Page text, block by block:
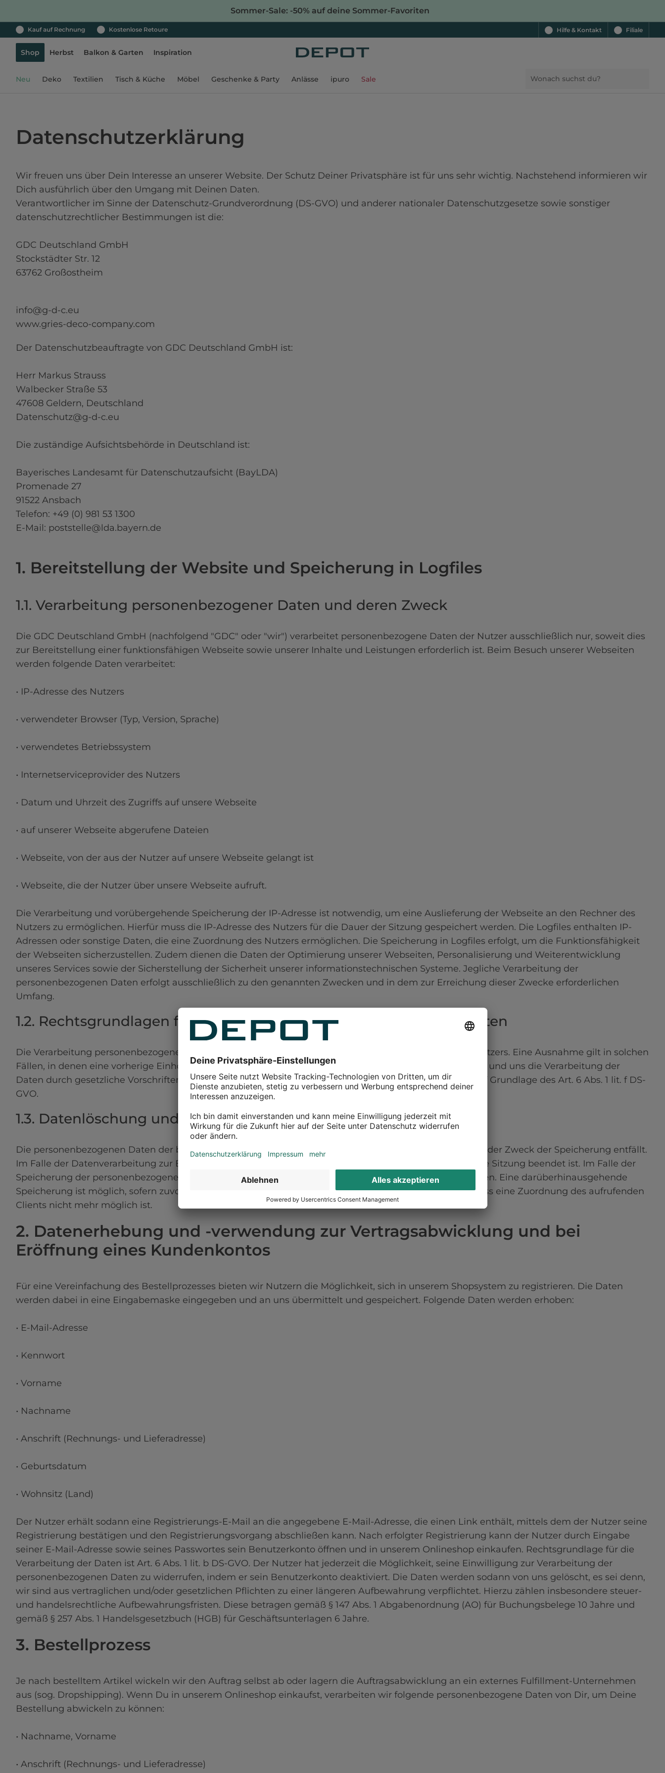
Sommer-Sale: -50% auf deine Sommer-Favoriten
Kauf auf Rechnung Kostenlose Retoure Hilfe & Kontakt Filiale
Shop Herbst Balkon & Garten Inspiration
Neu Deko Textilien Tisch & Küche Möbel Geschenke & Party Anlässe ipuro Sale
Datenschutzerklärung
Wir freuen uns über Dein Interesse an unserer Website. Der Schutz Deiner Privatsphäre ist für uns sehr wichtig. Nachstehend informieren wir
Dich ausführlich über den Umgang mit Deinen Daten.
Verantwortlicher im Sinne der Datenschutz-Grundverordnung (DS-GVO) und anderer nationaler Datenschutzgesetze sowie sonstiger
datenschutzrechtlicher Bestimmungen ist die:
GDC Deutschland GmbH
Stockstädter Str. 12
63762 Großostheim
info@g-d-c.eu
www.gries-deco-company.com
Der Datenschutzbeauftragte von GDC Deutschland GmbH ist:
Herr Markus Strauss
Walbecker Straße 53
47608 Geldern, Deutschland
Datenschutz@g-d-c.eu
Die zuständige Aufsichtsbehörde in Deutschland ist:
Bayerisches Landesamt für Datenschutzaufsicht (BayLDA)
Promenade 27
91522 Ansbach
Telefon: +49 (0) 981 53 1300
E-Mail: poststelle@lda.bayern.de
1. Bereitstellung der Website und Speicherung in Logfiles
1.1. Verarbeitung personenbezogener Daten und deren Zweck
Die GDC Deutschland GmbH (nachfolgend "GDC" oder "wir") verarbeitet personenbezogene Daten der Nutzer ausschließlich nur, soweit dies
zur Bereitstellung einer funktionsfähigen Webseite sowie unserer Inhalte und Leistungen erforderlich ist. Beim Besuch unserer Webseiten
werden folgende Daten verarbeitet:
• IP-Adresse des Nutzers
• verwendeter Browser (Typ, Version, Sprache)
• verwendetes Betriebssystem
• Internetserviceprovider des Nutzers
• Datum und Uhrzeit des Zugriffs auf unsere Webseite
• auf unserer Webseite abgerufene Dateien
• Webseite, von der aus der Nutzer auf unsere Webseite gelangt ist
• Webseite, die der Nutzer über unsere Webseite aufruft.
Die Verarbeitung und vorübergehende Speicherung der IP-Adresse ist notwendig, um eine Auslieferung der Webseite an den Rechner des
Nutzers zu ermöglichen. Hierfür muss die IP-Adresse des Nutzers für die Dauer der Sitzung gespeichert werden. Die Logfiles enthalten IP-
Adressen oder sonstige Daten, die eine Zuordnung des Nutzers ermöglichen. Die Speicherung in Logfiles erfolgt, um die Funktionsfähigkeit
der Webseiten sicherzustellen. Zudem dienen die Daten der Optimierung unserer Webseiten, Personalisierung und Weiterentwicklung
unseres Services sowie der Sicherstellung der Sicherheit unserer informationstechnischen Systeme. Jegliche Verarbeitung der
personenbezogenen Daten erfolgt ausschließlich zu den genannten Zwecken und in dem zur Erreichung dieser Zwecke erforderlichen
Umfang.
1.2. Rechtsgrundlagen für die Verarbeitung personenbezogener Daten
Die Verarbeitung personenbezogener Daten unserer Nutzer erfolgt regelmäßig nach Einwilligung des Nutzers. Eine Ausnahme gilt in solchen
Fällen, in denen eine vorherige Einholung einer Einwilligung aus tatsächlichen Gründen nicht möglich ist und uns die Verarbeitung der
Daten durch gesetzliche Vorschriften gestattet ist. Die Speicherung der Daten und der Logfiles erfolgt auf Grundlage des Art. 6 Abs. 1 lit. f DS-
GVO.
1.3. Datenlöschung und Speicherdauer / Website
Die personenbezogenen Daten der betroffenen Personen werden von uns gelöscht oder gesperrt, sobald der Zweck der Speicherung entfällt.
Im Falle der Datenverarbeitung zur Bereitstellung der Webseiten erfolgt die Löschung, wenn die jeweilige Sitzung beendet ist. Im Falle der
Speicherung der personenbezogenen Daten in Logfiles erfolgt die Löschung nach spätestens sieben Tagen. Eine darüberhinausgehende
Speicherung ist möglich, sofern zuvor die IP-Adressen der Nutzer gelöscht oder verfremdet werden, sodass eine Zuordnung des aufrufenden
Clients nicht mehr möglich ist.
2. Datenerhebung und -verwendung zur Vertragsabwicklung und bei
Eröffnung eines Kundenkontos
Für eine Vereinfachung des Bestellprozesses bieten wir Nutzern die Möglichkeit, sich in unserem Shopsystem zu registrieren. Die Daten
werden dabei in eine Eingabemaske eingegeben und an uns übermittelt und gespeichert. Folgende Daten werden erhoben:
• E-Mail-Adresse
• Kennwort
• Vorname
• Nachname
• Anschrift (Rechnungs- und Lieferadresse)
• Geburtsdatum
• Wohnsitz (Land)
Der Nutzer erhält sodann eine Registrierungs-E-Mail an die angegebene E-Mail-Adresse, die einen Link enthält, mittels dem der Nutzer seine
Registrierung bestätigen und den Registrierungsvorgang abschließen kann. Nach erfolgter Registrierung kann der Nutzer durch Eingabe
seiner E-Mail-Adresse sowie seines Passwortes sein Benutzerkonto öffnen und in unserem Onlineshop einkaufen. Rechtsgrundlage für die
Verarbeitung der Daten ist Art. 6 Abs. 1 lit. b DS-GVO. Der Nutzer hat jederzeit die Möglichkeit, seine Einwilligung zur Verarbeitung der
personenbezogenen Daten zu widerrufen, indem er sein Benutzerkonto deaktiviert. Die Daten werden sodann von uns gelöscht, es sei denn,
wir sind aus vertraglichen und/oder gesetzlichen Pflichten zu einer längeren Aufbewahrung verpflichtet. Hierzu zählen insbesondere steuer-
und handelsrechtliche Aufbewahrungsfristen. Diese betragen gemäß § 147 Abs. 1 Abgabenordnung (AO) für Buchungsbelege 10 Jahre und
gemäß § 257 Abs. 1 Handelsgesetzbuch (HGB) für Geschäftsunterlagen 6 Jahre.
3. Bestellprozess
Je nach bestelltem Artikel wickeln wir den Auftrag selbst ab oder lagern die Auftragsabwicklung an ein externes Fulfillment-Unternehmen
aus (sog. Dropshipping). Wenn Du in unserem Onlineshop einkaufst, verarbeiten wir folgende personenbezogene Daten von Dir, um Deine
Bestellung abwickeln zu können:
• Nachname, Vorname
• Anschrift (Rechnungs- und Lieferadresse)